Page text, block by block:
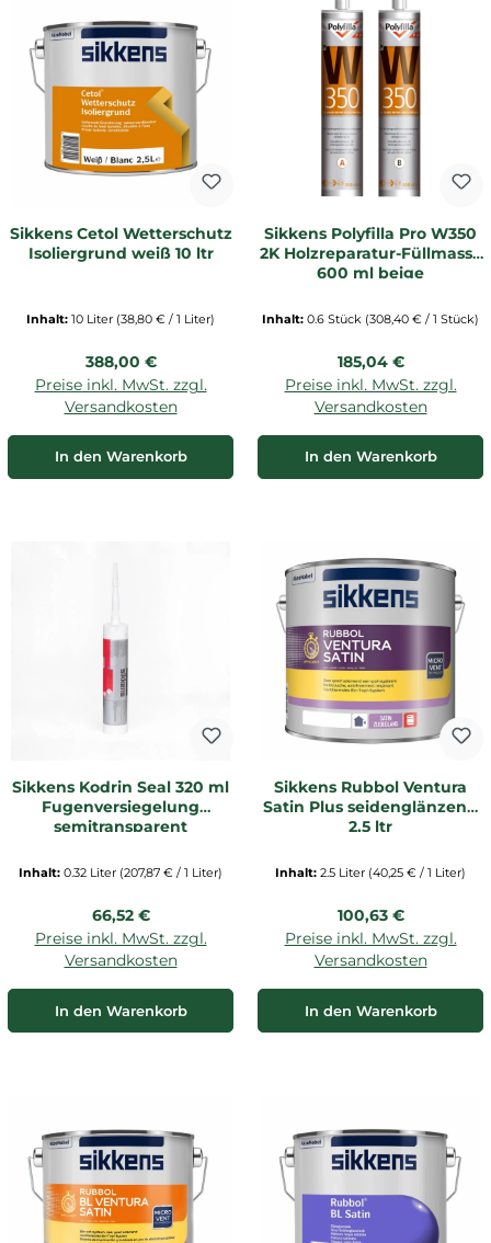
Sikkens Cetol Wetterschutz
Isoliergrund weiß 10 ltr
Inhalt: 10 Liter (38,80 € / 1 Liter)
Regulärer Preis:
388,00 €
Preise inkl. MwSt. zzgl.
Versandkosten
In den Warenkorb
Sikkens Polyfilla Pro W350
2K Holzreparatur-Füllmasse
600 ml beige
Inhalt: 0.6 Stück (308,40 € / 1 Stück)
Regulärer Preis:
185,04 €
Preise inkl. MwSt. zzgl.
Versandkosten
In den Warenkorb
Sikkens Kodrin Seal 320 ml
Fugenversiegelung
semitransparent
Inhalt: 0.32 Liter (207,87 € / 1 Liter)
Regulärer Preis:
66,52 €
Preise inkl. MwSt. zzgl.
Versandkosten
In den Warenkorb
Sikkens Rubbol Ventura
Satin Plus seidenglänzend
2,5 ltr
Inhalt: 2.5 Liter (40,25 € / 1 Liter)
Regulärer Preis:
100,63 €
Preise inkl. MwSt. zzgl.
Versandkosten
In den Warenkorb